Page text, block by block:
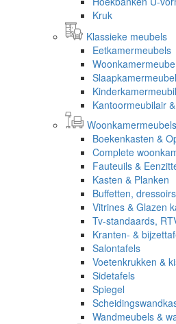
Kruk
Klassieke meubels
Eetkamermeubels
Kantoormeubilair
Woonkamermeubels
Boekenkasten &
Complete
Fauteuils &
Kasten & Planken
Buffetten,
Vitrines & Glazen
Tv-standaards,
Kranten- &
Salontafels
Voetenkrukken &
Sidetafels
Spiegel
Wandmeubels &